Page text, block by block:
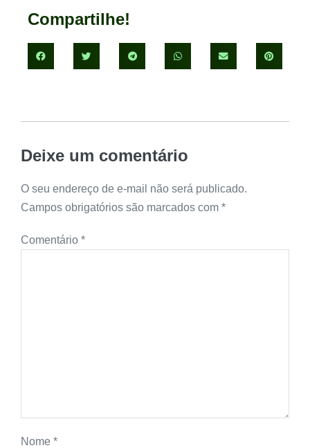
Compartilhe!
Deixe um comentário
O seu endereço de e-mail não será publicado.
Campos obrigatórios são marcados com *
Comentário *
Nome *